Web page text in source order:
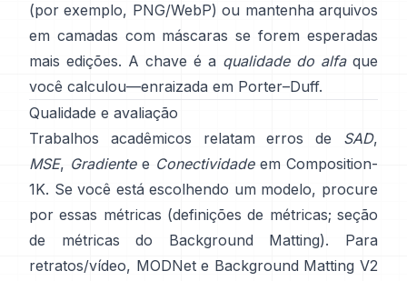
(por exemplo, PNG/WebP) ou mantenha arquivos
em camadas com máscaras se forem esperadas
mais edições. A chave é a qualidade do alfaque
você calculou—enraizada em Porter–Duff.
Qualidade e avaliação
Trabalhos acadêmicos relatam erros de SAD,
MSE, Gradientee Conectividadeem Composition-
1K. Se você está escolhendo um modelo, procure
por essas métricas (definições de métricas; seção
de métricas do Background Matting). Para
retratos/vídeo, MODNete Background Matting V2